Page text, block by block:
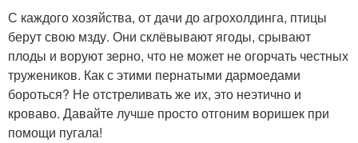
С каждого хозяйства, от дачи до агрохолдинга, птицы
берут свою мзду. Они склёвывают ягоды, срывают
плоды и воруют зерно, что не может не огорчать честных
тружеников. Как с этими пернатыми дармоедами
бороться? Не отстреливать же их, это неэтично и
кроваво. Давайте лучше просто отгоним воришек при
помощи пугала!